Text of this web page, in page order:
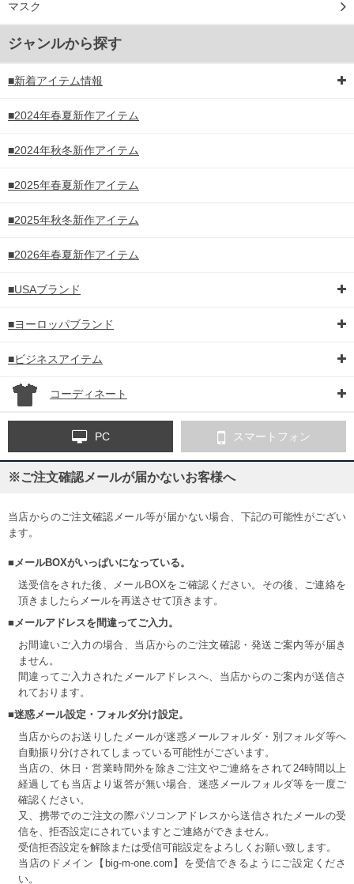
マスク
ジャンルから探す
■新着アイテム情報
■2024年春夏新作アイテム
■2024年秋冬新作アイテム
■2025年春夏新作アイテム
■2025年秋冬新作アイテム
■2026年春夏新作アイテム
■USAブランド
■ヨーロッパブランド
■ビジネスアイテム
コーディネート
PC スマートフォン
※ご注文確認メールが届かないお客様へ
当店からのご注文確認メール等が届かない場合、下記の可能性がござい
ます。
■メールBOXがいっぱいになっている。
送受信をされた後、メールBOXをご確認ください。その後、ご連絡を
頂きましたらメールを再送させて頂きます。
■メールアドレスを間違ってご入力。
お間違いご入力の場合、当店からのご注文確認・発送ご案内等が届き
ません。
間違ってご入力されたメールアドレスへ、当店からのご案内が送信さ
れております。
■迷惑メール設定・フォルダ分け設定。
当店からのお送りしたメールが迷惑メールフォルダ・別フォルダ等へ
自動振り分けされてしまっている可能性がございます。
当店の、休日・営業時間外を除きご注文やご連絡をされて24時間以上
経過しても当店より返答が無い場合、迷惑メールフォルダ等を一度ご
確認ください。
又、携帯でのご注文の際パソコンアドレスから送信されたメールの受
信を、拒否設定にされていますとご連絡ができません。
受信拒否設定を解除または受信可能設定をよろしくお願い致します。
当店のドメイン【big-m-one.com】を受信できるようにご設定くださ
い。